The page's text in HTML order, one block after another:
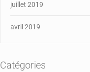
juillet 2019
avril 2019
Catégories